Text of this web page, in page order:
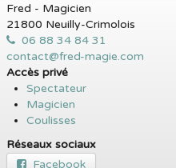
Fred - Magicien
21800 Neuilly-Crimolois
06 88 34 84 31
contact@fred-magie.com
Accès privé
Spectateur
Magicien
Coulisses
Réseaux sociaux
Facebook